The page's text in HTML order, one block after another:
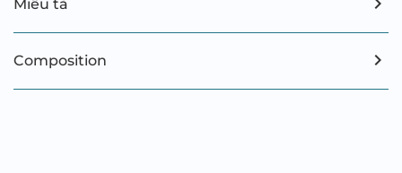
Miêu tả
Composition